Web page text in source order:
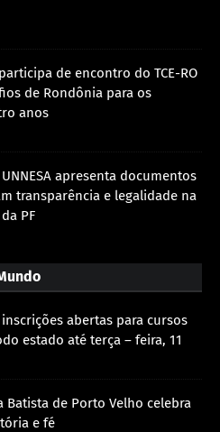
de encontro do TCE-RO
de Rondônia para os
anos
UNNESA apresenta documentos
transparência e legalidade na
PF
abertas para cursos
estado até terça – feira, 11
Batista de Porto Velho celebra
e fé